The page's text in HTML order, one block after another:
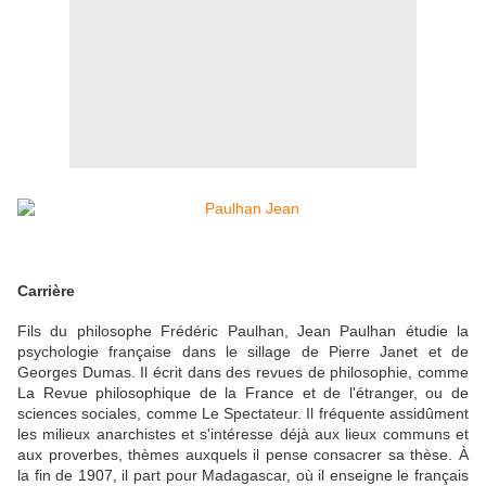
Carrière
Fils du philosophe Frédéric Paulhan, Jean Paulhan étudie la
psychologie française dans le sillage de Pierre Janet et de
Georges Dumas. Il écrit dans des revues de philosophie, comme
La Revue philosophique de la France et de l'étranger, ou de
sciences sociales, comme Le Spectateur. Il fréquente assidûment
les milieux anarchistes et s'intéresse déjà aux lieux communs et
aux proverbes, thèmes auxquels il pense consacrer sa thèse. À
la fin de 1907, il part pour Madagascar, où il enseigne le français